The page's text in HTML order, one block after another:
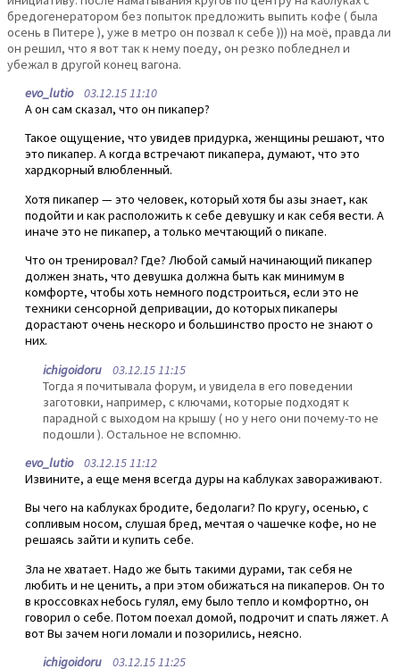
бредогенератором без попыток предложить выпить кофе ( была
осень в Питере ), уже в метро он позвал к себе ))) на моё, правда ли
он решил, что я вот так к нему поеду, он резко побледнел и
убежал в другой конец вагона.
evo_lutio03.12.15 11:10
А он сам сказал, что он пикапер?
Такое ощущение, что увидев придурка, женщины решают, что
это пикапер. А когда встречают пикапера, думают, что это
хардкорный влюбленный.
Хотя пикапер — это человек, который хотя бы азы знает, как
подойти и как расположить к себе девушку и как себя вести. А
иначе это не пикапер, а только мечтающий о пикапе.
Что он тренировал? Где? Любой самый начинающий пикапер
должен знать, что девушка должна быть как минимум в
комфорте, чтобы хоть немного подстроиться, если это не
техники сенсорной депривации, до которых пикаперы
дорастают очень нескоро и большинство просто не знают о
них.
ichigoidoru 03.12.15 11:15
Тогда я почитывала форум, и увидела в его поведении
заготовки, например, с ключами, которые подходят к
парадной с выходом на крышу ( но у него они почему-то не
подошли ). Остальное не вспомню.
evo_lutio03.12.15 11:12
Извините, а еще меня всегда дуры на каблуках завораживают.
Вы чего на каблуках бродите, бедолаги? По кругу, осенью, с
сопливым носом, слушая бред, мечтая о чашечке кофе, но не
решаясь зайти и купить себе.
Зла не хватает. Надо же быть такими дурами, так себя не
любить и не ценить, а при этом обижаться на пикаперов. Он то
в кроссовках небось гулял, ему было тепло и комфортно, он
говорил о себе. Потом поехал домой, подрочит и спать ляжет. А
вот Вы зачем ноги ломали и позорились, неясно.
ichigoidoru 03.12.15 11:25